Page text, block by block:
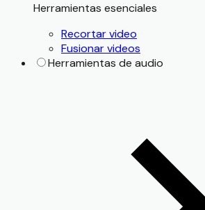
Herramientas esenciales
Recortar video
Fusionar videos
Herramientas de audio